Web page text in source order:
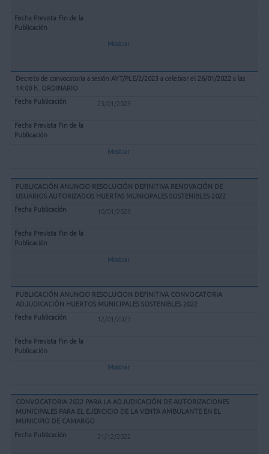
Mostrar
Decreto de convocatoria a sesión AYT/PLE/2/2023 a celebrar el 26/01/2022 a las
14:00 h. ORDINARIO
23/01/2023
Mostrar
PUBLICACIÓN ANUNCIO RESOLUCIÓN DEFINITIVA RENOVACIÓN DE
USUARIOS AUTORIZADOS HUERTAS MUNICIPALES SOSTENIBLES 2022
19/01/2023
Mostrar
PUBLICACIÓN ANUNCIO RESOLUCION DEFINITIVA CONVOCATORIA
ADJUDICACIÓN HUERTOS MUNICIPALES SOSTENIBLES 2022
12/01/2023
Mostrar
CONVOCATORIA 2022 PARA LA ADJUDICACIÓN DE AUTORIZACIONES
MUNICIPALES PARA EL EJERCICIO DE LA VENTA AMBULANTE EN EL
MUNICIPIO DE CAMARGO
21/12/2022